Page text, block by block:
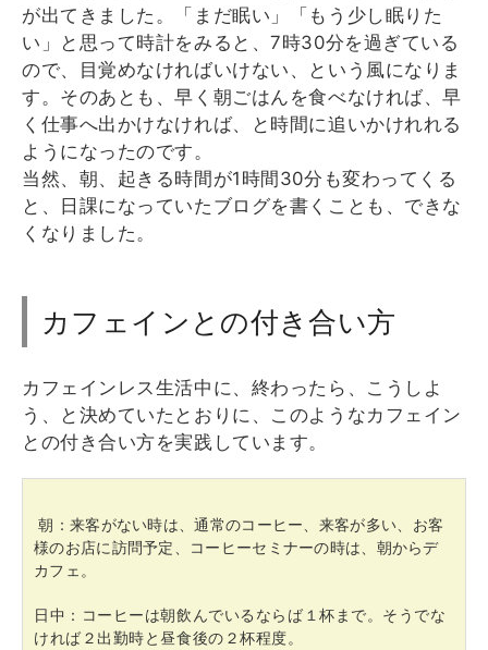
が出てきました。「まだ眠い」「もう少し眠りた
い」と思って時計をみると、7時30分を過ぎている
ので、目覚めなければいけない、という風になりま
す。そのあとも、早く朝ごはんを食べなければ、早
く仕事へ出かけなければ、と時間に追いかけれれる
ようになったのです。
当然、朝、起きる時間が1時間30分も変わってくる
と、日課になっていたブログを書くことも、できな
くなりました。
カフェインとの付き合い方
カフェインレス生活中に、終わったら、こうしよ
う、と決めていたとおりに、このようなカフェイン
との付き合い方を実践しています。
朝：来客がない時は、通常のコーヒー、来客が多い、お客
様のお店に訪問予定、コーヒーセミナーの時は、朝からデ
カフェ。
日中：コーヒーは朝飲んでいるならば１杯まで。そうでな
ければ２出勤時と昼食後の２杯程度。